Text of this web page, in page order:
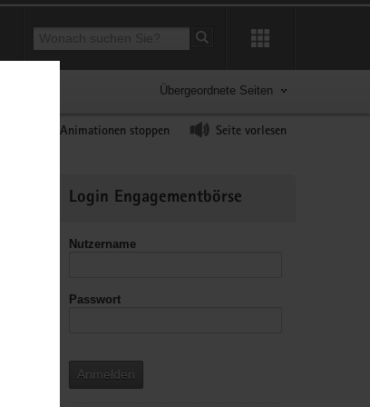
Suchbegriff
Suche starten
Übergeordnete Seiten
Animationen stoppen Seite vorlesen
Informationen
Login Engagementbörse
Nutzername
Passwort
Anmelden